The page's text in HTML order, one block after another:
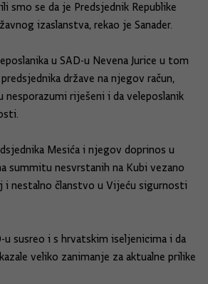
smo se da je Predsjednik Republike
izaslanstva, rekao je Sanader.
u SAD-u Nevena Jurice u tom
države na njegov račun,
nesporazumi riješeni i da veleposlanik
Mesića i njegov doprinos u
summitu nesvrstanih na Kubi vezano
i nestalno članstvo u Vijeću sigurnosti
u susreo i s hrvatskim iseljenicima i da
veliko zanimanje za aktualne prilike